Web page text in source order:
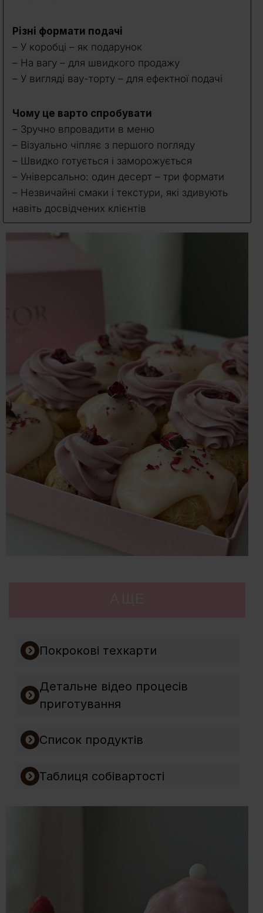
Різні формати подачі
– У коробці – як подарунок
– На вагу – для швидкого продажу
– У вигляді вау-торту – для ефектної подачі
Чому це варто спробувати
– Зручно впровадити в меню
– Візуально чіпляє з першого погляду
– Швидко готується і заморожується
– Універсально: один десерт – три формати
– Незвичайні смаки і текстури, які здивують
навіть досвідчених клієнтів
Покрокові техкарти
Детальне відео процесів
приготування
Список продуктів
Таблиця собівартості